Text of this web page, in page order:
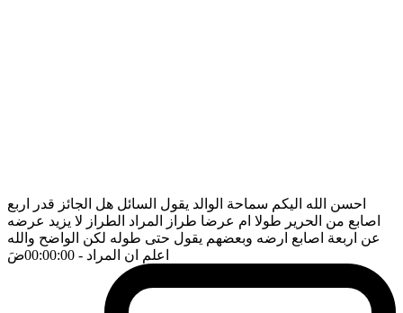
احسن الله اليكم سماحة الوالد يقول السائل هل الجائز قدر اربع
اصابع من الحرير طولا ام عرضا طراز المراد الطراز لا يزيد عرضه
عن اربعة اصابع ارضه وبعضهم يقول حتى طوله لكن الواضح والله
اعلم ان المراد - 00:00:00 ضَ